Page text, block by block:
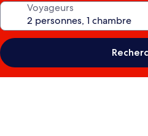
Voyageurs